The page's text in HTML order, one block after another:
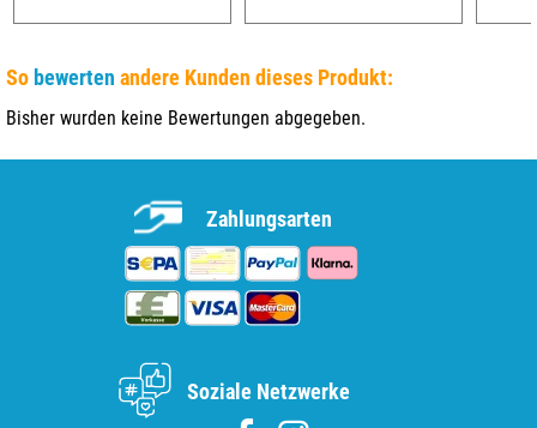
So bewerten andere Kunden dieses Produkt:
Bisher wurden keine Bewertungen abgegeben.
Zahlungsarten
Soziale Netzwerke